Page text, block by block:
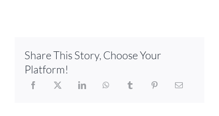
Share This Story, Choose Your
Platform!